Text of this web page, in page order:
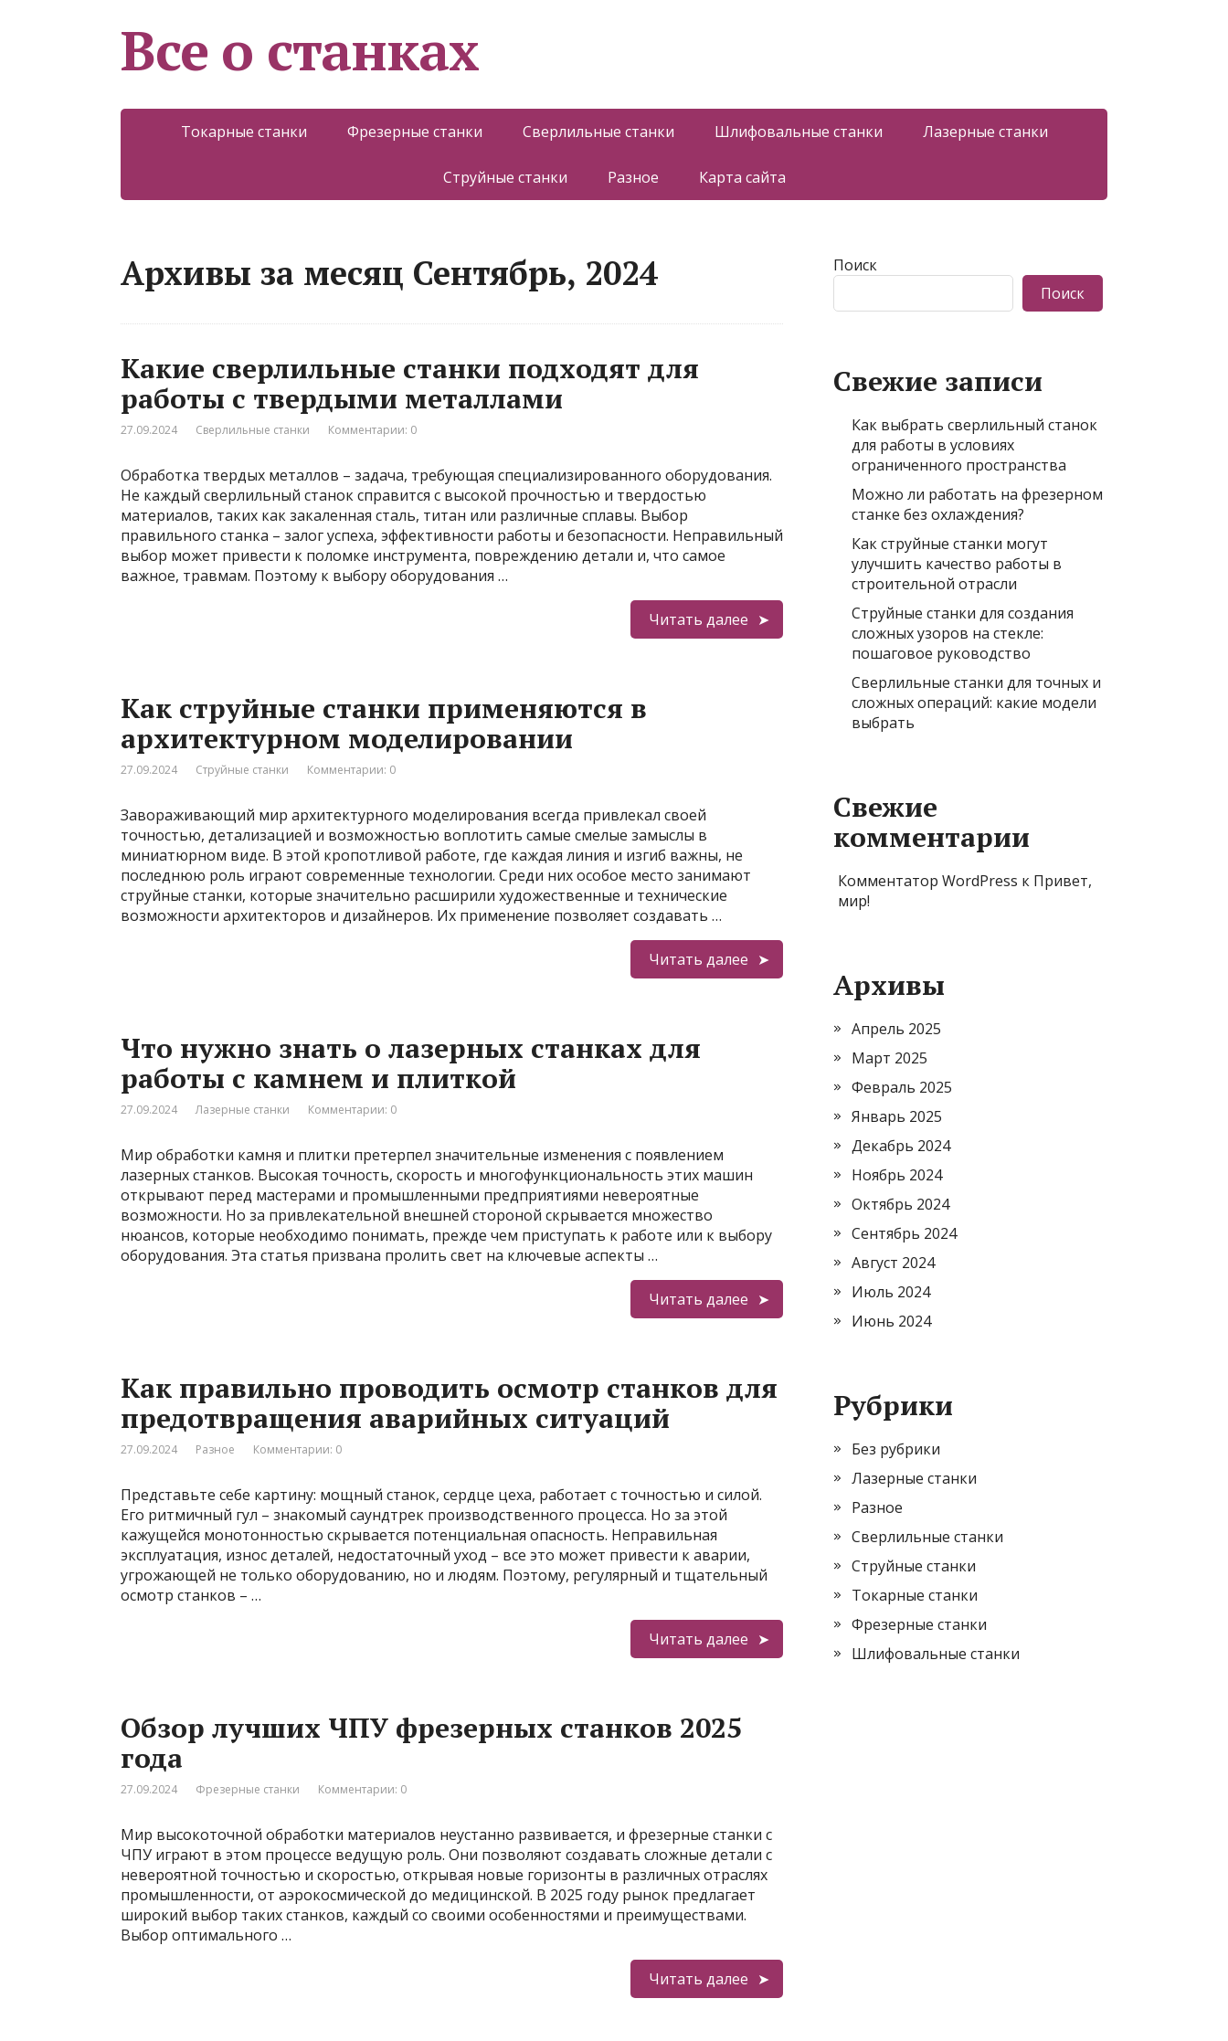
Все о станках
Токарные станки Фрезерные станки Сверлильные станки Шлифовальные станки Лазерные станки
Струйные станки Разное Карта сайта
Архивы за месяц Сентябрь, 2024
Какие сверлильные станки подходят для
работы с твердыми металлами
27.09.2024 Сверлильные станки Комментарии: 0
Обработка твердых металлов – задача, требующая специализированного оборудования.
Не каждый сверлильный станок справится с высокой прочностью и твердостью
материалов, таких как закаленная сталь, титан или различные сплавы. Выбор
правильного станка – залог успеха, эффективности работы и безопасности. Неправильный
выбор может привести к поломке инструмента, повреждению детали и, что самое
важное, травмам. Поэтому к выбору оборудования …
Читать далее
Как струйные станки применяются в
архитектурном моделировании
27.09.2024 Струйные станки Комментарии: 0
Завораживающий мир архитектурного моделирования всегда привлекал своей
точностью, детализацией и возможностью воплотить самые смелые замыслы в
миниатюрном виде. В этой кропотливой работе, где каждая линия и изгиб важны, не
последнюю роль играют современные технологии. Среди них особое место занимают
струйные станки, которые значительно расширили художественные и технические
возможности архитекторов и дизайнеров. Их применение позволяет создавать …
Читать далее
Что нужно знать о лазерных станках для
работы с камнем и плиткой
27.09.2024 Лазерные станки Комментарии: 0
Мир обработки камня и плитки претерпел значительные изменения с появлением
лазерных станков. Высокая точность, скорость и многофункциональность этих машин
открывают перед мастерами и промышленными предприятиями невероятные
возможности. Но за привлекательной внешней стороной скрывается множество
нюансов, которые необходимо понимать, прежде чем приступать к работе или к выбору
оборудования. Эта статья призвана пролить свет на ключевые аспекты …
Читать далее
Как правильно проводить осмотр станков для
предотвращения аварийных ситуаций
27.09.2024 Разное Комментарии: 0
Представьте себе картину: мощный станок, сердце цеха, работает с точностью и силой.
Его ритмичный гул – знакомый саундтрек производственного процесса. Но за этой
кажущейся монотонностью скрывается потенциальная опасность. Неправильная
эксплуатация, износ деталей, недостаточный уход – все это может привести к аварии,
угрожающей не только оборудованию, но и людям. Поэтому, регулярный и тщательный
осмотр станков – …
Читать далее
Обзор лучших ЧПУ фрезерных станков 2025
года
27.09.2024 Фрезерные станки Комментарии: 0
Мир высокоточной обработки материалов неустанно развивается, и фрезерные станки с
ЧПУ играют в этом процессе ведущую роль. Они позволяют создавать сложные детали с
невероятной точностью и скоростью, открывая новые горизонты в различных отраслях
промышленности, от аэрокосмической до медицинской. В 2025 году рынок предлагает
широкий выбор таких станков, каждый со своими особенностями и преимуществами.
Выбор оптимального …
Читать далее
Поиск
Поиск
Свежие записи
Как выбрать сверлильный станок
для работы в условиях
ограниченного пространства
Можно ли работать на фрезерном
станке без охлаждения?
Как струйные станки могут
улучшить качество работы в
строительной отрасли
Струйные станки для создания
сложных узоров на стекле:
пошаговое руководство
Сверлильные станки для точных и
сложных операций: какие модели
выбрать
Свежие
комментарии
Комментатор WordPress к Привет,
мир!
Архивы
Апрель 2025
Март 2025
Февраль 2025
Январь 2025
Декабрь 2024
Ноябрь 2024
Октябрь 2024
Сентябрь 2024
Август 2024
Июль 2024
Июнь 2024
Рубрики
Без рубрики
Лазерные станки
Разное
Сверлильные станки
Струйные станки
Токарные станки
Фрезерные станки
Шлифовальные станки